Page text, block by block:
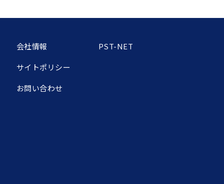
会社情報
サイトポリシー
お問い合わせ
PST-NET